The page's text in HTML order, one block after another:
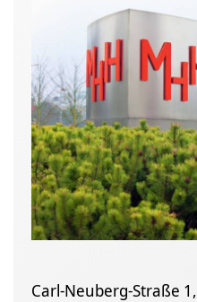
Carl-Neuberg-Straße 1,